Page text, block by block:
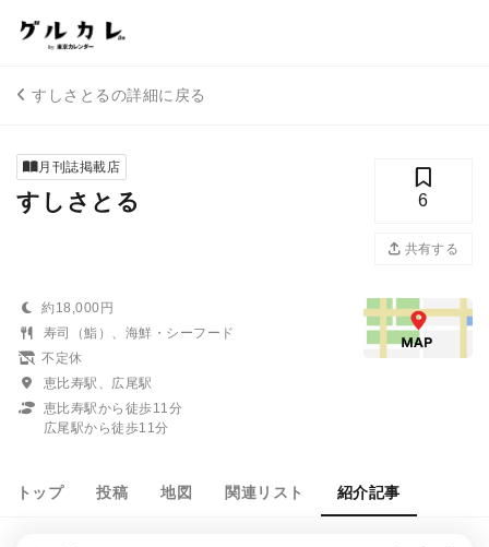
すしさとるの詳細に戻る
月刊誌掲載店
すしさとる 6
共有する
約18,000円
寿司（鮨）、海鮮・シーフード
不定休
恵比寿駅、広尾駅
恵比寿駅から徒歩11分
広尾駅から徒歩11分
トップ 投稿 地図 関連リスト 紹介記事